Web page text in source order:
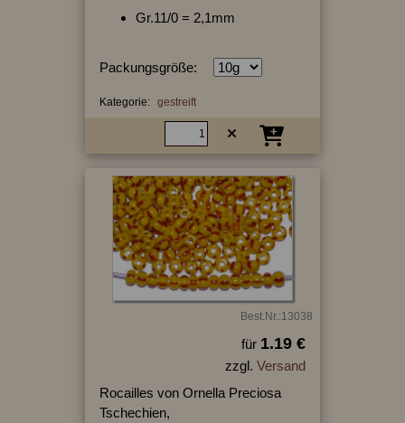
Gr.11/0 = 2,1mm
Packungsgröße:
Kategorie: gestreift
Best.Nr.:13038
für 1.19 €
zzgl. Versand
Rocailles von Ornella Preciosa
Tschechien,